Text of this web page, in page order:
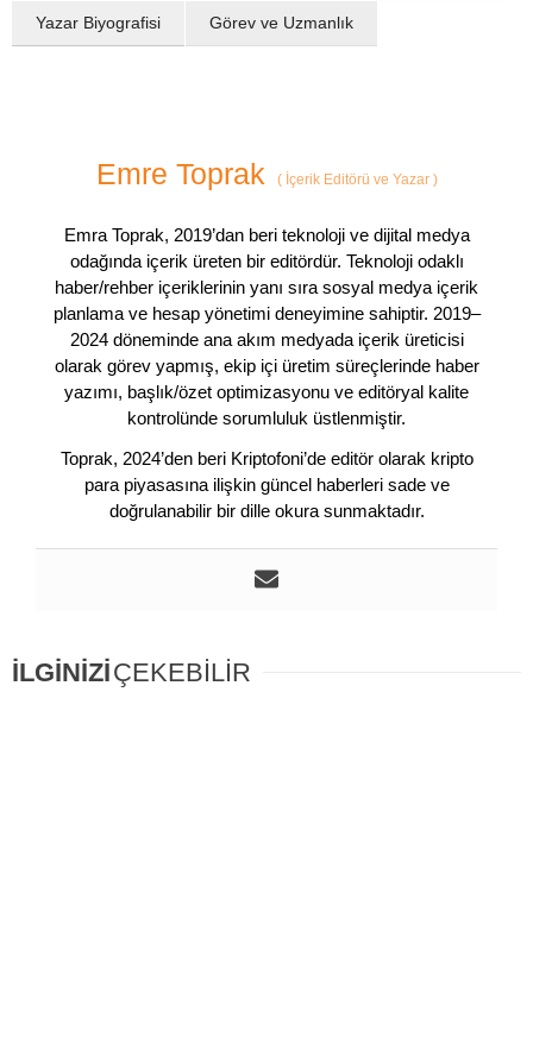
Yazar Biyografisi Görev ve Uzmanlık
Emre Toprak (İçerik Editörü ve Yazar )
Emra Toprak, 2019’dan beri teknoloji ve dijital medya
odağında içerik üreten bir editördür. Teknoloji odaklı
haber/rehber içeriklerinin yanı sıra sosyal medya içerik
planlama ve hesap yönetimi deneyimine sahiptir. 2019–
2024 döneminde ana akım medyada içerik üreticisi
olarak görev yapmış, ekip içi üretim süreçlerinde haber
yazımı, başlık/özet optimizasyonu ve editöryal kalite
kontrolünde sorumluluk üstlenmiştir.
Toprak, 2024’den beri Kriptofoni’de editör olarak kripto
para piyasasına ilişkin güncel haberleri sade ve
doğrulanabilir bir dille okura sunmaktadır.
İLGİNİZİÇEKEBİLİR